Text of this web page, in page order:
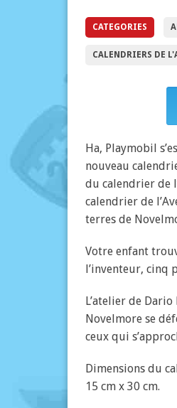
CATEGORIES
CALENDRIERS DE
Ha, Playmobil
nouveau
du calendrier de
calendrier de
terres de
Votre enfant
l’inventeur, cinq
L’atelier de
Novelmore se
ceux qui
Dimensions du
15 cm x 30 cm.